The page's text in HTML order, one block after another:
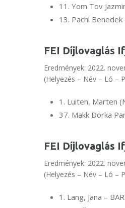
11. Yom Tov
13. Pachl Benedek
FEI Díjlovaglás
Eredmények: 2022.
(Helyezés – Név – Ló –
1. Luiten, Marten
37. Makk Dorka
FEI Díjlovaglás
Eredmények: 2022.
(Helyezés – Név – Ló –
1. Lang, Jana –